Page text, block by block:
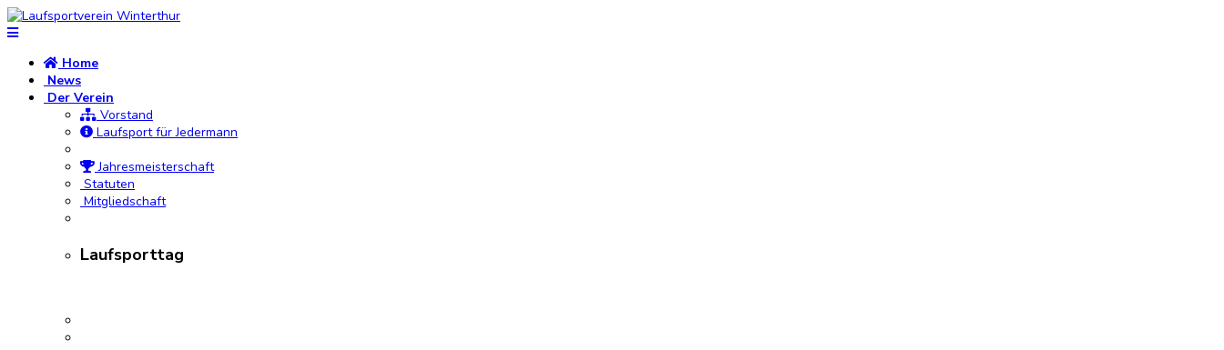
Home
News
Der Verein
Vorstand
Laufsport für Jedermann
Jahresmeisterschaft
Statuten
Mitgliedschaft
Laufsporttag